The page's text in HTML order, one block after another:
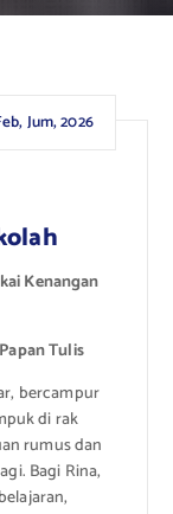
Jum, 2026
Kenangan
Tulis
bercampur
di rak
rumus dan
Bagi Rina,